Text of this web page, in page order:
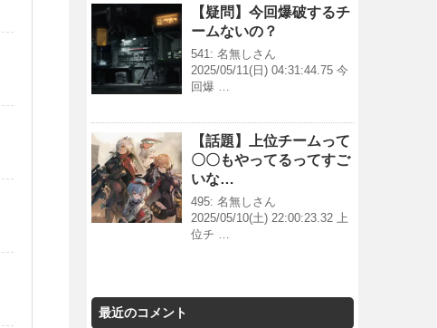
【疑問】今回爆破するチ
ームないの？
541: 名無しさん
2025/05/11(日) 04:31:44.75 今
回爆 …
【話題】上位チームって
〇〇もやってるってすご
いな…
495: 名無しさん
2025/05/10(土) 22:00:23.32 上
位チ …
最近のコメント